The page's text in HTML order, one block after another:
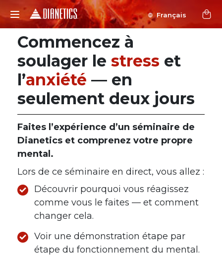
Français
Commencez à
soulager le stress et
l’anxiété — en
seulement deux jours
Faites l’expérience d’un séminaire de
Dianetics et comprenez votre propre
mental.
Lors de ce séminaire en direct, vous allez :
Découvrir pourquoi vous réagissez
comme vous le faites — et comment
changer cela.
Voir une démonstration étape par
étape du fonctionnement du mental.